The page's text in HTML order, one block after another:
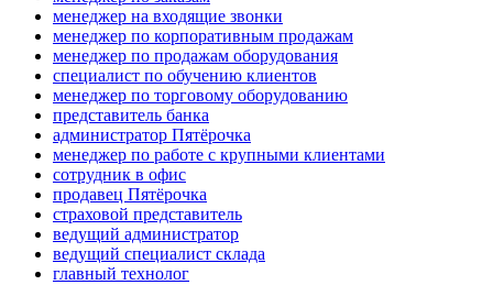
менеджер на входящие звонки
менеджер по корпоративным продажам
менеджер по продажам оборудования
специалист по обучению клиентов
менеджер по торговому оборудованию
представитель банка
администратор Пятёрочка
менеджер по работе с крупными клиентами
сотрудник в офис
продавец Пятёрочка
страховой представитель
ведущий администратор
ведущий специалист склада
главный технолог